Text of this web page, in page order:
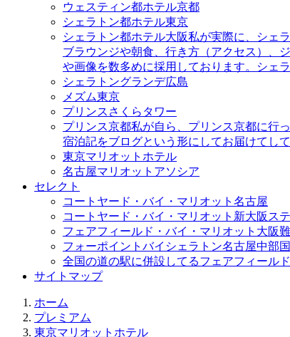
ウェスティン都ホテル京都
シェラトン都ホテル東京
シェラトン都ホテル大阪私が実際に、シェ
ブラウンジや朝食、行き方（アクセス）、
や画像を数多めに採用しております。シェ
シェラトングランデ広島
メズム東京
プリンスさくらタワー
プリンス京都私が自ら、プリンス京都に行
宿泊記をブログという形にしてお届けてして
東京マリオットホテル
名古屋マリオットアソシア
セレクト
コートヤード・バイ・マリオット名古屋
コートヤード・バイ・マリオット新大阪ス
フェアフィールド・バイ・マリオット大阪
フォーポイントバイシェラトン名古屋中部
全国の道の駅に併設してるフェアフィールド
サイトマップ
ホーム
プレミアム
東京マリオットホテル